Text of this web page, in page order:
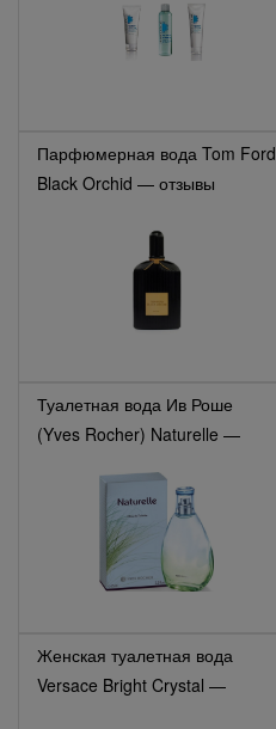
Парфюмерная вода Tom Ford
Black Orchid — отзывы
Туалетная вода Ив Роше
(Yves Rocher) Naturelle —
Женская туалетная вода
Versace Bright Crystal —